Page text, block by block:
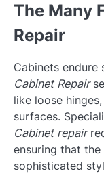
The Many
Repair
Cabinets endure
Cabinet Repair
like loose
surfaces.
Cabinet repair
ensuring that
sophisticated